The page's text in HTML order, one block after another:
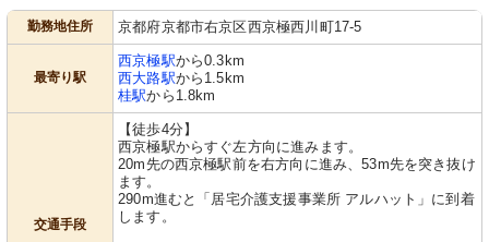
勤務地住所 京都府京都市右京区西京極西川町17-5
最寄り駅
西京極駅から0.3km
西大路駅から1.5km
桂駅から1.8km
交通手段
【徒歩4分】
西京極駅からすぐ左方向に進みます。
20m先の西京極駅前を右方向に進み、53m先を突き抜け
ます。
290m進むと「居宅介護支援事業所 アルハット」に到着
します。